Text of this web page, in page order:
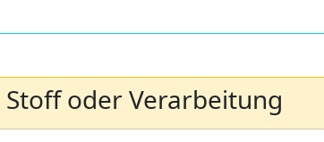
Stoff oder Verarbeitung